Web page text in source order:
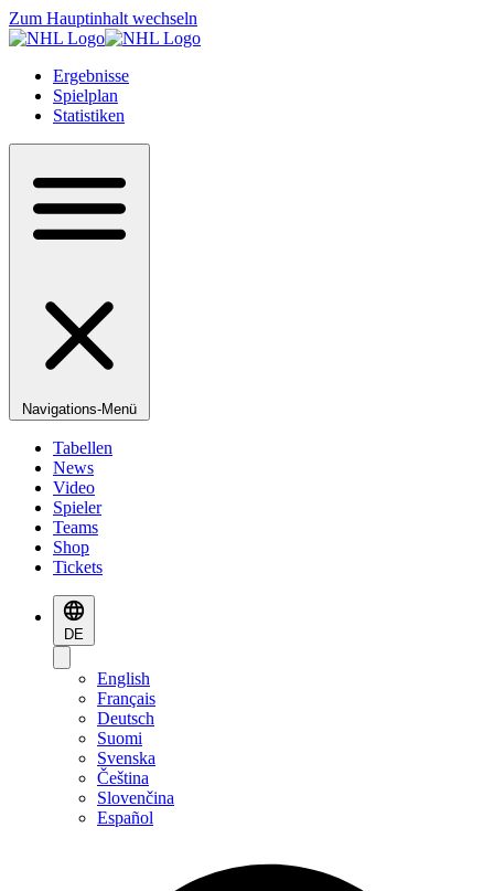
Zum Hauptinhalt wechseln
Ergebnisse
Spielplan
Statistiken
Navigations-Menü
Tabellen
News
Video
Spieler
Teams
Shop
Tickets
DE
English
Français
Deutsch
Suomi
Svenska
Čeština
Slovenčina
Español